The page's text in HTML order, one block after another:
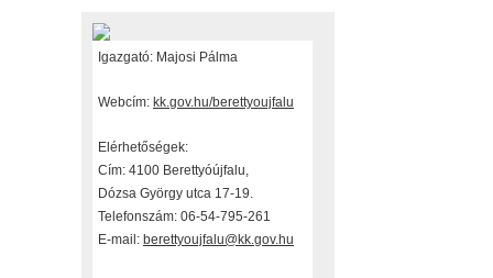
Igazgató: Majosi Pálma
Webcím: kk.gov.hu/berettyoujfalu
Elérhetőségek:
Cím: 4100 Berettyóújfalu,
Dózsa György utca 17-19.
Telefonszám: 06-54-795-261
E-mail: berettyoujfalu@kk.gov.hu